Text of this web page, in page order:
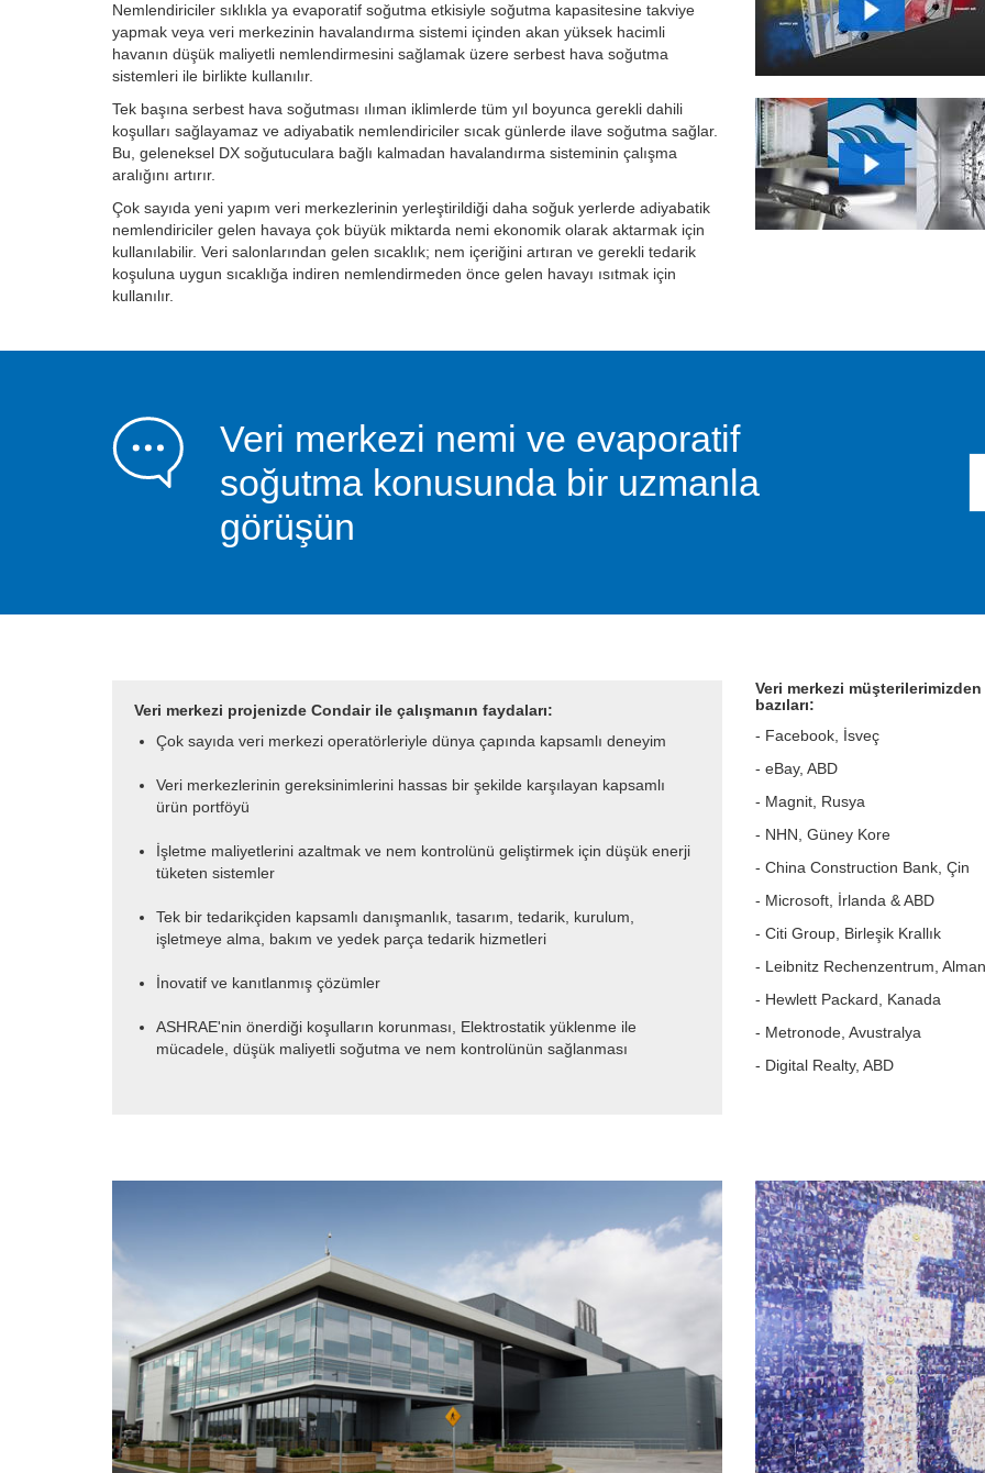
Nemlendiriciler sıklıkla ya evaporatif soğutma etkisiyle soğutma kapasitesine takviye
yapmak veya veri merkezinin havalandırma sistemi içinden akan yüksek hacimli
havanın düşük maliyetli nemlendirmesini sağlamak üzere serbest hava soğutma
sistemleri ile birlikte kullanılır.
Tek başına serbest hava soğutması ılıman iklimlerde tüm yıl boyunca gerekli dahili
koşulları sağlayamaz ve adiyabatik nemlendiriciler sıcak günlerde ilave soğutma sağlar.
Bu, geleneksel DX soğutuculara bağlı kalmadan havalandırma sisteminin çalışma
aralığını artırır.
Çok sayıda yeni yapım veri merkezlerinin yerleştirildiği daha soğuk yerlerde adiyabatik
nemlendiriciler gelen havaya çok büyük miktarda nemi ekonomik olarak aktarmak için
kullanılabilir. Veri salonlarından gelen sıcaklık; nem içeriğini artıran ve gerekli tedarik
koşuluna uygun sıcaklığa indiren nemlendirmeden önce gelen havayı ısıtmak için
kullanılır.
Veri merkezi nemi ve evaporatif
soğutma konusunda bir uzmanla
görüşün
Veri merkezi projenizde Condair ile çalışmanın faydaları:
Çok sayıda veri merkezi operatörleriyle dünya çapında kapsamlı deneyim
Veri merkezlerinin gereksinimlerini hassas bir şekilde karşılayan kapsamlı
ürün portföyü
İşletme maliyetlerini azaltmak ve nem kontrolünü geliştirmek için düşük enerji
tüketen sistemler
Tek bir tedarikçiden kapsamlı danışmanlık, tasarım, tedarik, kurulum,
işletmeye alma, bakım ve yedek parça tedarik hizmetleri
İnovatif ve kanıtlanmış çözümler
ASHRAE'nin önerdiği koşulların korunması, Elektrostatik yüklenme ile
mücadele, düşük maliyetli soğutma ve nem kontrolünün sağlanması
Veri merkezi müşterilerimizden
bazıları:
- Facebook, İsveç
- eBay, ABD
- Magnit, Rusya
- NHN, Güney Kore
- China Construction Bank, Çin
- Microsoft, İrlanda & ABD
- Citi Group, Birleşik Krallık
- Leibnitz Rechenzentrum,
- Hewlett Packard, Kanada
- Metronode, Avustralya
- Digital Realty, ABD